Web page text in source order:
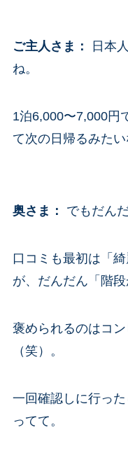
ご主人さま ：
日本
ね。
1泊6,000〜7,000円
て次の日帰るみたい
奥さま ： でもだん
口コミも最初は「
が、だんだん「階段
褒められるのはコ
（笑）。
一回確認しに行っ
ってて。